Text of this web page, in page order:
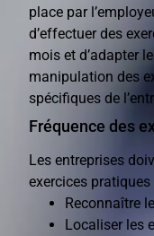
place par
d’effectuer des
mois et d’adapter
manipulation des
spécifiques de
Fréquence des
Les entreprises
exercices pratiques
Reconnaître
Localiser les